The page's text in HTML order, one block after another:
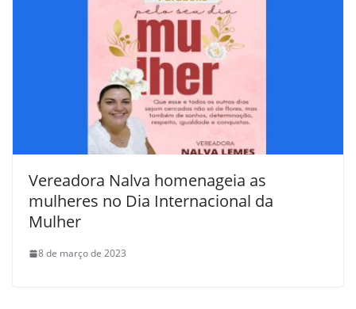
Vereadora Nalva homenageia as
mulheres no Dia Internacional da
Mulher
8 de março de 2023